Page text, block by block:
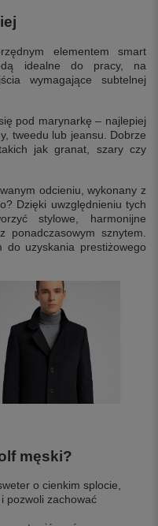
elementem smart
idealne do pracy, na
wymagające subtelnej
pod marynarkę – najlepiej
tweedu lub jeansu. Dobrze
jak granat, szary czy
odcieniu, wykonany z
Dzięki uwzględnieniu tych
stylowe, harmonijne
ponadczasowym sznytem.
uzyskania prestiżowego
męski?
o cienkim splocie,
pozwoli zachować